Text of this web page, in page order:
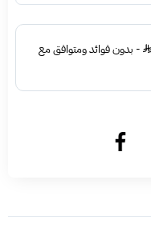
- بدون فوائد ومتوافق مع